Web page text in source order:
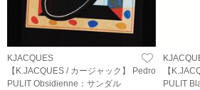
KJACQUES
【K.JACQUES / カージャック】 Pedro
PULIT Obsidienne：サンダル
【
PULIT